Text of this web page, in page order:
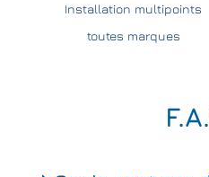
Installation multipoints
toutes marques